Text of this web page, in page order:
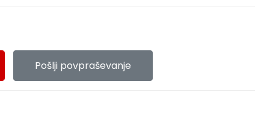
Pošlji povpraševanje